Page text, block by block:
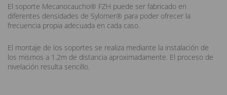
El soporte Mecanocaucho® FZH puede ser fabricado en
diferentes densidades de Sylomer® para poder ofrecer la
frecuencia propia adecuada en cada caso.
El montaje de los soportes se realiza mediante la instalación de
los mismos a 1.2m de distancia aproximadamente. El proceso de
nivelación resulta sencillo.